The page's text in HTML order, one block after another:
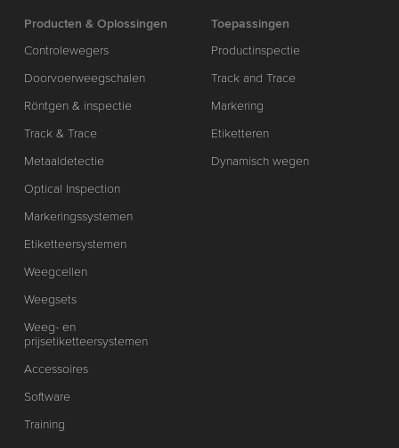
Producten & Oplossingen
Controlewegers
Doorvoerweegschalen
Röntgen & inspectie
Track & Trace
Metaaldetectie
Optical Inspection
Markeringssystemen
Etiketteersystemen
Weegcellen
Weegsets
Weeg- en
prijsetiketteersystemen
Accessoires
Software
Training
Toepassingen
Productinspectie
Track and Trace
Markering
Etiketteren
Dynamisch wegen